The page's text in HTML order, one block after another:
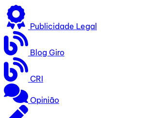
Publicidade Legal
Blog Giro
CRI
Opinião